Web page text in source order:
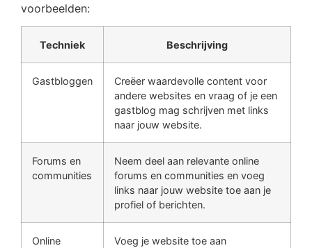
voorbeelden:
Techniek Beschrijving
Gastbloggen
Creëer waardevolle content voor
andere websites en vraag of je een
gastblog mag schrijven met links
naar jouw website.
Forums en
communities
Neem deel aan relevante online
forums en communities en voeg
links naar jouw website toe aan je
profiel of berichten.
Online
Voeg je website toe aan